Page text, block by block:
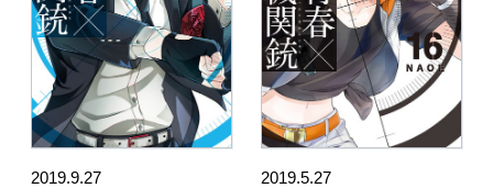
2019.9.27
2019.5.27